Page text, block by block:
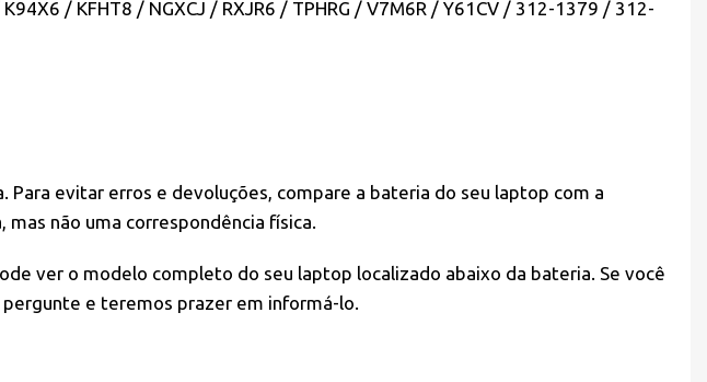
/ KFHT8 / NGXCJ / RXJR6 / TPHRG / V7M6R / Y61CV / 312-1379 / 312-
Para evitar erros e devoluções, compare a bateria do seu laptop com a
não uma correspondência física.
ver o modelo completo do seu laptop localizado abaixo da bateria. Se você
e teremos prazer em informá-lo.